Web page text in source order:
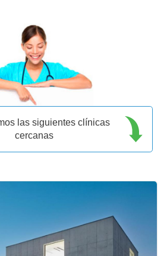
las siguientes clínicas
cercanas